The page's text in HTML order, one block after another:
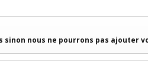
sinon nous ne pourrons pas ajouter